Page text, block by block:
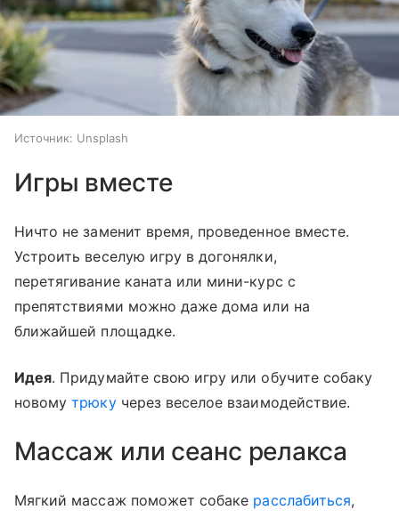
Источник: Unsplash
Игры вместе
Ничто не заменит время, проведенное вместе.
Устроить веселую игру в догонялки,
перетягивание каната или мини-курс с
препятствиями можно даже дома или на
ближайшей площадке.
Идея. Придумайте свою игру или обучите собаку
новомутрюкучерез веселое взаимодействие.
Массаж или сеанс релакса
Мягкий массаж поможет собаке расслабиться,